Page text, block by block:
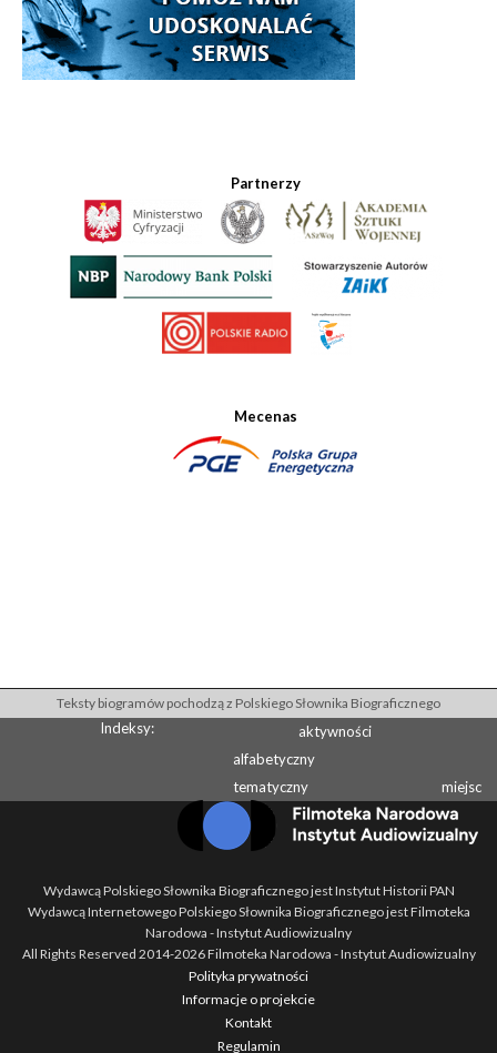
Partnerzy
Mecenas
Teksty biogramów pochodzą z Polskiego Słownika Biograficznego
Indeksy:
aktywności
alfabetyczny
tematyczny
miejsc
Wydawcą Polskiego Słownika Biograficznego jest Instytut Historii PAN
Wydawcą Internetowego Polskiego Słownika Biograficznego jest Filmoteka
Narodowa - Instytut Audiowizualny
All Rights Reserved 2014-2026Filmoteka Narodowa - Instytut Audiowizualny
Polityka prywatności
Informacje o projekcie
Kontakt
Regulamin